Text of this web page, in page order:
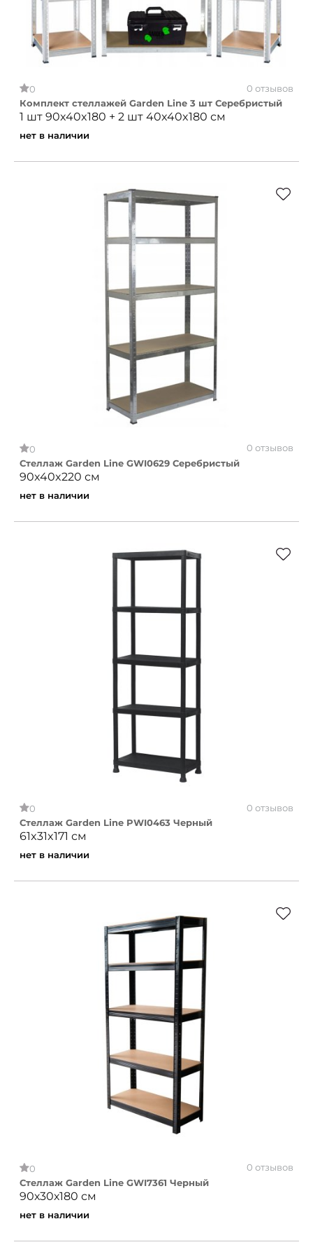
0
0 отзывов
Комплект стеллажей Garden Line 3 шт Серебристый
1 шт 90x40x180 + 2 шт 40x40x180 см
нет в наличии
0
0 отзывов
Стеллаж Garden Line GWI0629 Серебристый
90x40x220 см
нет в наличии
0
0 отзывов
Стеллаж Garden Line PWI0463 Черный
61x31x171 см
нет в наличии
0
0 отзывов
Стеллаж Garden Line GWI7361 Черный
90х30х180 см
нет в наличии